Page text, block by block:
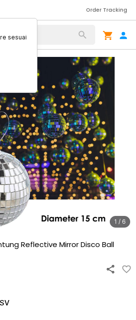
Order Tracking
1 / 6
Reflective Mirror Disco Ball
sesuai